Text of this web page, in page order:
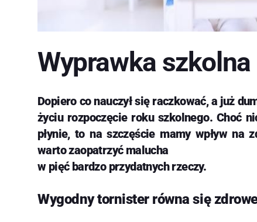
Wyprawka szkolna
Dopiero co nauczył się raczkować, a już
życiu rozpoczęcie roku szkolnego. Choć
płynie, to na szczęście mamy wpływ
warto zaopatrzyć malucha
w pięć bardzo przydatnych rzeczy.
Wygodny tornister równa się